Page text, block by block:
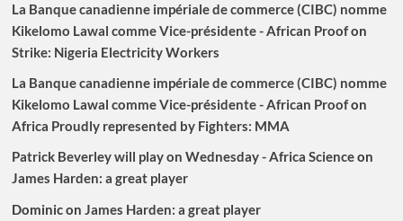
La Banque canadienne impériale de commerce (CIBC) nomme
Kikelomo Lawal comme Vice-présidente - African Proofon
Strike: Nigeria Electricity Workers
La Banque canadienne impériale de commerce (CIBC) nomme
Kikelomo Lawal comme Vice-présidente - African Proofon
Africa Proudly represented by Fighters: MMA
Patrick Beverley will play on Wednesday - Africa Scienceon
James Harden: a great player
Dominicon James Harden: a great player